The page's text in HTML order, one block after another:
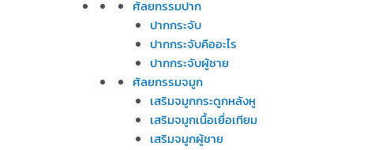
ศัลยกรรมปาก
ปากกระจับ
ปากกระจับคืออะไร
ปากกระจับผู้ชาย
ศัลยกรรมจมูก
เสริมจมูกกระดูกหลังหู
เสริมจมูกเนื้อเยื่อเทียม
เสริมจมูกผู้ชาย